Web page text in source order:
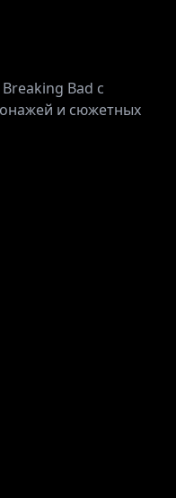
Bad с
и сюжетных